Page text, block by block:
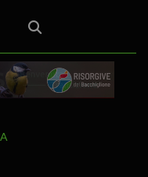
E PROVINCIA
POLITICA
CULTURA ARTE
EROTICO VICENTINO